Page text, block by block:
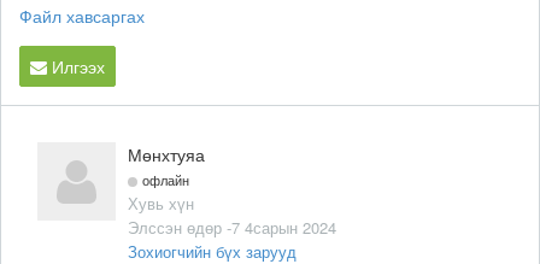
Файл хавсаргах
Илгээх
Мөнхтуяа
офлайн
Хувь хүн
Элссэн өдөр -7 4сарын 2024
Зохиогчийн бүх зарууд